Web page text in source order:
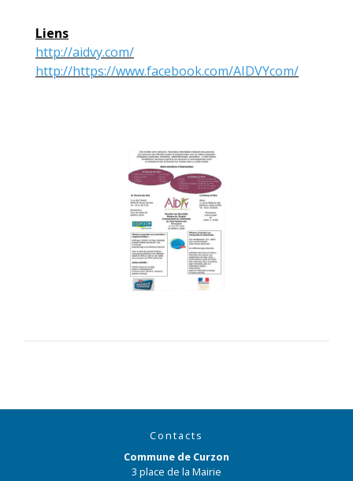
Liens
http://aidvy.com/
http://https://www.facebook.com/AIDVYcom/
Contacts
Commune de Curzon
3 place de la Mairie